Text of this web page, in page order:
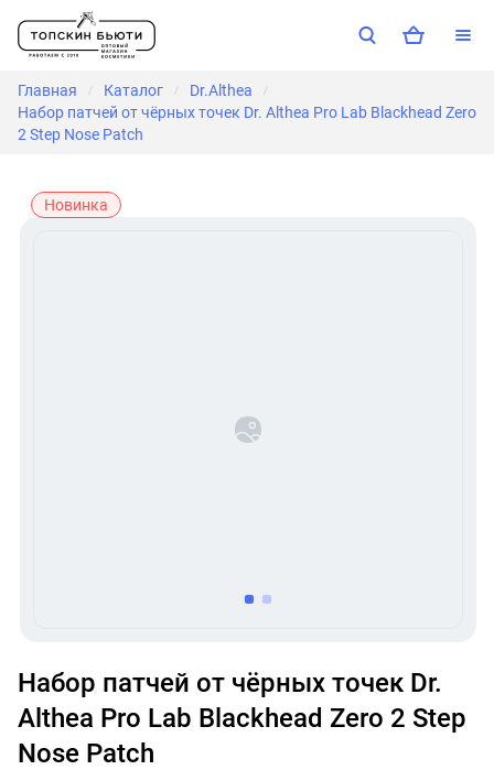
Главная / Каталог / Dr.Althea /
Набор патчей от чёрных точек Dr. Althea Pro Lab Blackhead Zero
2 Step Nose Patch
Новинка
itemitem
1
of
2
Набор патчей от чёрных точек Dr.
Althea Pro Lab Blackhead Zero 2 Step
Nose Patch